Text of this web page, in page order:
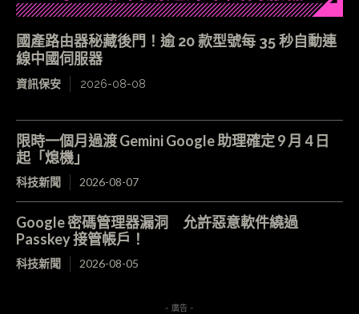
國產路由器秘藏後門！逾 20 款型號每 35 秒自動連
線中國伺服器
資訊保安 2026-08-08
限時一個月過渡 Gemini Google 助理確定 9 月 4 日
起「熄機」
科技新聞 2026-08-07
Google 密碼管理器漏洞 允許惡意軟件繞過
Passkey 接管帳戶！
科技新聞 2026-08-05
- 廣告 -